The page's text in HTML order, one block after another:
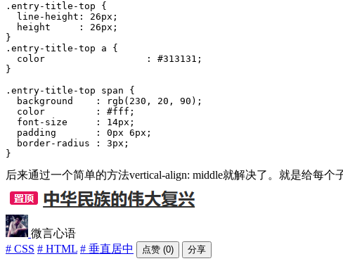
.entry-title-top {
  line-height: 26px;
  height     : 26px;
}
.entry-title-top a {
  color                  : #313131;
}
.entry-title-top span {
  background    : rgb(230, 20, 90);
  color         : #fff;
  font-size     : 14px;
  padding       : 0px 6px;
  border-radius : 3px;
}
后来通过一个简单的方法vertical-align: middle就解决了。就是给每
微言心语
# CSS # HTML # 垂直居中 点赞 (0) 分享